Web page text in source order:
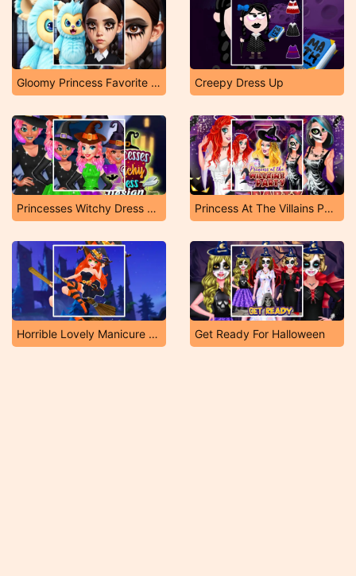
Gloomy Princess Favorite Toy Creepy Dress Up
Princesses Witchy Dress Design Princess At The Villains Party
Horrible Lovely Manicure Halloween Get Ready For Halloween